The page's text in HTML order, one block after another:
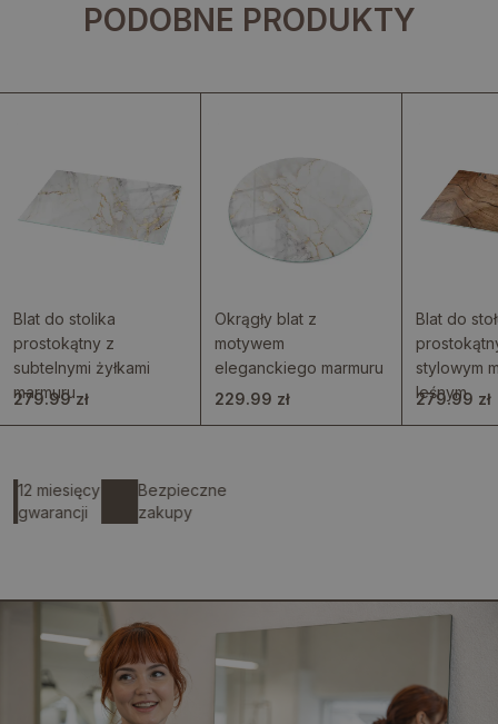
PODOBNE PRODUKTY
Blat do stolika
prostokątny z
subtelnymi żyłkami
marmuru
279.99 zł
Okrągły blat z
motywem
eleganckiego marmuru
229.99 zł
Blat do
stylowym
leśnym
279.99 zł
miesięcy
Bezpieczne
zakupy